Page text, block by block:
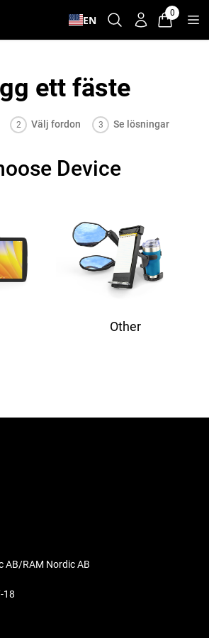
EN
0
ett fäste
2 Välj fordon 3 Se lösningar
Device
Other
AB/RAM Nordic AB
18